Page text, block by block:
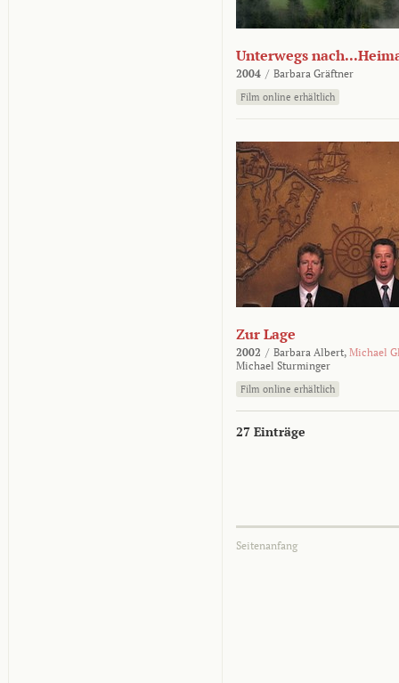
Unterwegs
2004 / Barbara Gräftner
Film online erhältlich
Zur Lage
2002 / Barbara Albert, Michael
Michael Sturminger
Film online erhältlich
27 Einträge
Seitenanfang